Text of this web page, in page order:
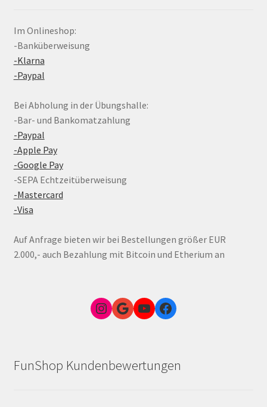
Im Onlineshop:
-Banküberweisung
-Klarna
-Paypal
Bei Abholung in der Übungshalle:
-Bar- und Bankomatzahlung
-Paypal
-Apple Pay
-Google Pay
-SEPA Echtzeitüberweisung
-Mastercard
-Visa
Auf Anfrage bieten wir bei Bestellungen größer EUR
2.000,- auch Bezahlung mit Bitcoin und Etherium an
Instagram
Google Link zum FunShop WienYouTubeFacebook
FunShop Kundenbewertungen